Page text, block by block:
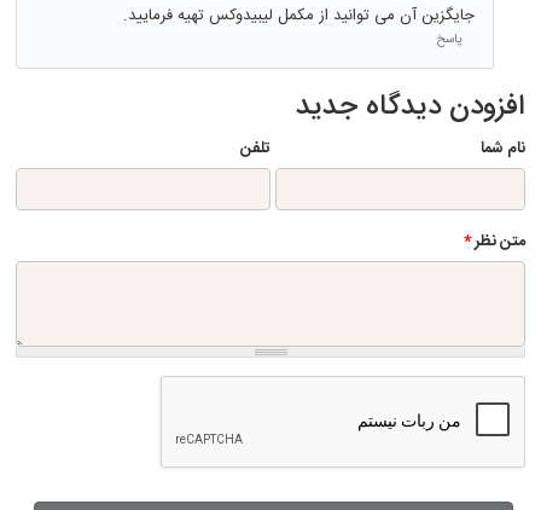
جایگزین آن می توانید از مکمل لیبیدوکس تهیه فرمایید.
پاسخ
افزودن دیدگاه جدید
نام شما تلفن
متن نظر*